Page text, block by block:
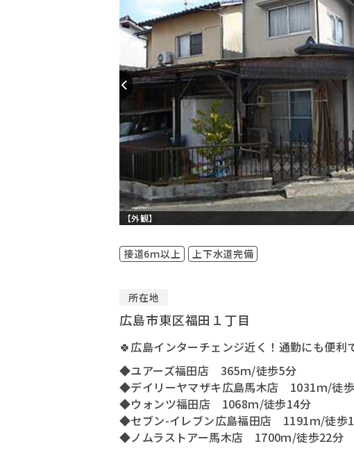
【外観】
接道6ｍ以上 上下水道完備
所在地
広島市東区福田１丁目
🍀広島インターチェンジ近く！通勤にも便利
◆ユアーズ福田店 365ｍ/徒歩5分
◆デイリーヤマザキ広島馬木店 1031ｍ/徒
◆ウォンツ福田店 1068ｍ/徒歩14分
◆セブン-イレブン広島福田店 1191ｍ/徒歩
◆ノムラストアー馬木店 1700ｍ/徒歩22分